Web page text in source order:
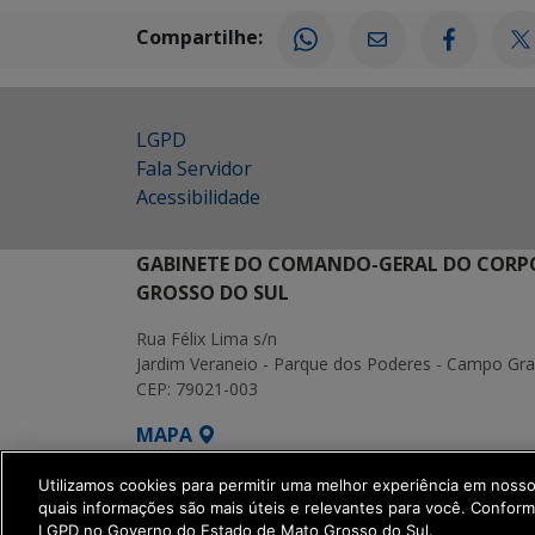
Compartilhe:
LGPD
Fala Servidor
Acessibilidade
GABINETE DO COMANDO-GERAL DO
GROSSO DO SUL
Rua Félix Lima s/n
Jardim Veraneio - Parque dos Poderes - Campo
CEP: 79021-003
MAPA
SETDIG | Secretaria-Executiva de
Utilizamos cookies para permitir uma melhor experiência em
quais informações são mais úteis e relevantes para você.
LGPD no Governo do Estado de Mato Grosso do Sul.